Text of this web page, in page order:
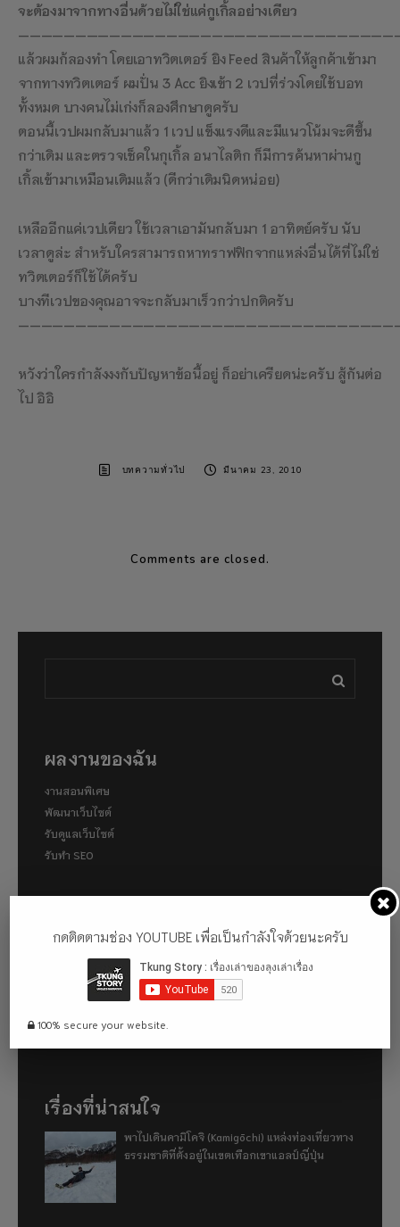
จะต้องมาจากทางอื่นด้วยไม่ใช่แค่กูเกิ้ลอย่างเดียว
แล้วผมก้ลองทำ โดยเอาทวิตเตอร์ ยิง Feed สินค้าให้ลูกค้าเข้ามา
จากทางทวิตเตอร์ ผมปั่น 3 Acc ยิงเข้า 2 เวปที่ร่วงโดยใช้บอท
ทั้งหมด บางคนไม่เก่งก็ลองศึกษาดูครับ
ตอนนี้เวปผมกลับมาแล้ว 1 เวป แข็งแรงดีและมีแนวโน้มจะดีขึ้น
กว่าเดิม และตรวจเช็คในกุเกิ้ล อนาไลติก ก็มีการค้นหาผ่านกู
เกิ้ลเข้ามาเหมือนเดิมแล้ว (ดีกว่าเดิมนิดหน่อย)
เหลืออีกแค่เวปเดียว ใช้เวลาเอามันกลับมา 1 อาทิตย์ครับ นับ
เวลาดูล่ะ สำหรับใครสามารถหาทราฟฟิกจากแหล่งอื่นได้ที่ไม่ใช่
ทวิตเตอร์ก็ใช้ได้ครับ
บางทีเวปของคุณอาจจะกลับมาเร็วกว่าปกติครับ
หวังว่าใครกำลังงงกับปัญหาข้อนี้อยู่ ก็อย่าเครียดน่ะครับ สู้กันต่อ
ไป อิอิ
บทความทั่วไป มีนาคม 23, 2010
Comments are closed.
ผลงานของฉัน
งานสอนพิเศษ
พัฒนาเว็บไซต์
รับดูแลเว็บไซต์
รับทำ SEO
เรื่องที่น่าสนใจ
พาไปเดินคามิโคจิ (Kamigōchi) แหล่งท่องเที่ยวทาง
ธรรมชาติที่ตั้งอยู่ในเขตเทือกเขาแอลป์ญี่ปุ่น
กดติดตามช่อง YOUTUBE เพื่อเป็นกำลังใจด้วยนะครับ
100% secure your website.